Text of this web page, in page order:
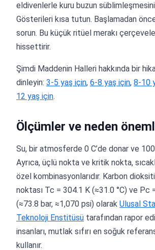
eldivenlerle kuru buzun
Gösterileri kısa tutun. Başlamadan
sorun. Bu küçük ritüel merakı
hissettirir.
Şimdi Maddenin Halleri hakkında bir
dinleyin: 3-5 yaş için, 6-8 yaş için, 8-10
12 yaş için.
Ölçümler ve neden
Su, bir atmosferde 0 C’de donar ve 100
Ayrıca, üçlü nokta ve kritik nokta,
özel kombinasyonlarıdır. Karbon
noktası Tc = 304.1 K (≈31.0 °C) ve Pc
(≈73.8 bar, ≈1,070 psi) olarak Ulusal
Teknoloji Enstitüsü tarafından rapor
insanları, mutlak sıfırı en soğuk
kullanır.